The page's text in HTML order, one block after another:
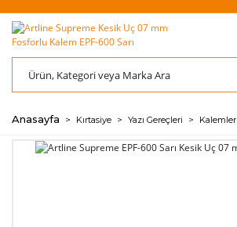
🖱️
KARGO
📦
AZ
ÖDE
💰
ZİYARET EDİN
Anasayfa Kırtasiye Yazı Gereçleri Kalemler